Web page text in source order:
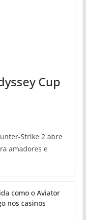
Cup
Strike 2 abre
amadores e
como o Aviator
nos casinos